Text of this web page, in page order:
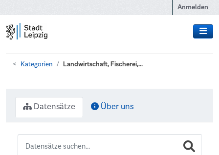
Anmelden
Kategorien Landwirtschaft, Fischerei,...
Datensätze Über uns